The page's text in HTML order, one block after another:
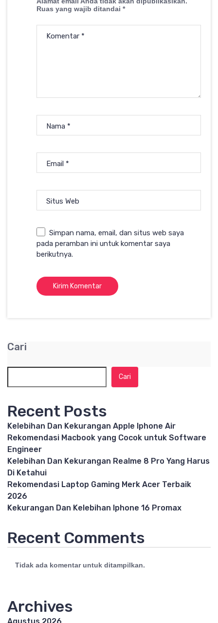
Ruas yang wajib ditandai *
Komentar *
Nama *
Email *
Situs Web
Simpan nama, email, dan situs web saya
pada peramban ini untuk komentar saya
berikutnya.
Cari
Cari
Recent Posts
Kelebihan Dan Kekurangan Apple Iphone Air
Rekomendasi Macbook yang Cocok untuk Software
Engineer
Kelebihan Dan Kekurangan Realme 8 Pro Yang Harus
Di Ketahui
Rekomendasi Laptop Gaming Merk Acer Terbaik
2026
Kekurangan Dan Kelebihan Iphone 16 Promax
Recent Comments
Tidak ada komentar untuk ditampilkan.
Archives
Agustus 2026